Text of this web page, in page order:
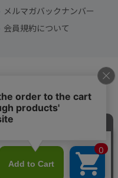
メルマガバックナンバー
会員規約について
せ